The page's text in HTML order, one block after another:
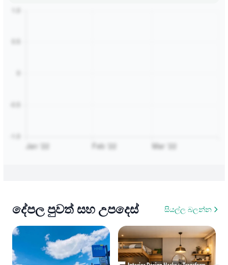
දේපල පුවත් සහ උපදෙස් සියල්ල බලන්න